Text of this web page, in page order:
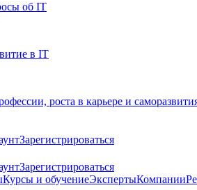
об IT
в IT
роста в карьере и
Зарегистрироваться
Зарегистрироваться
Курсы и обучениеЭкспертыКомпании